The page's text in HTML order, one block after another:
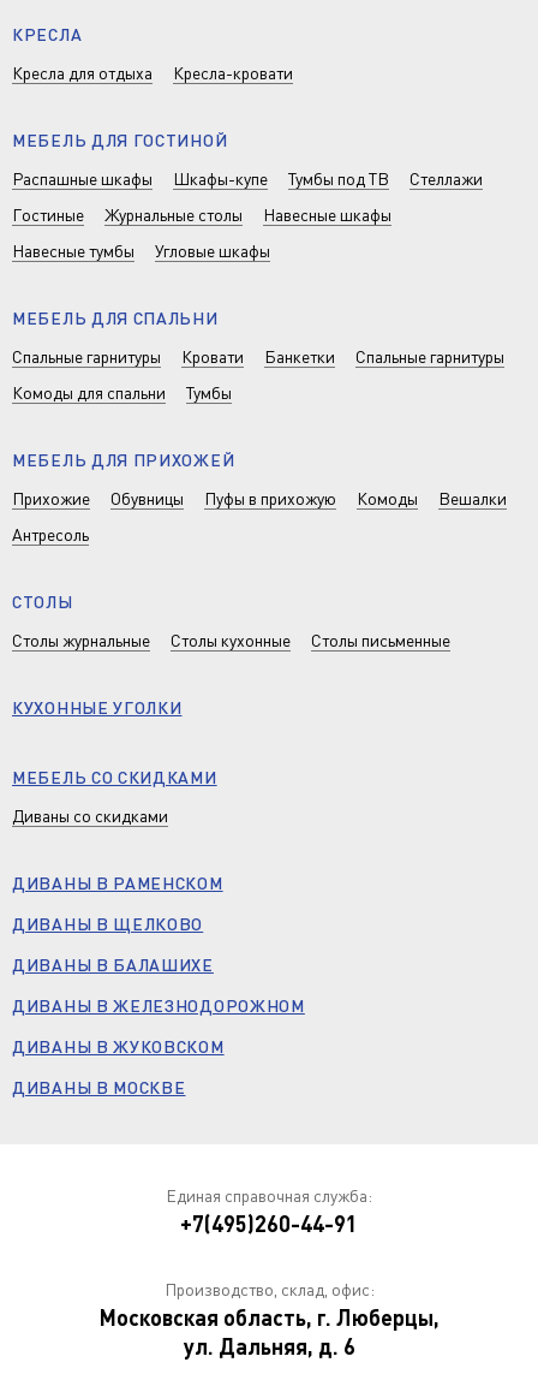
КРЕСЛА
Кресла для отдыха
Кресла-кровати
МЕБЕЛЬ ДЛЯ ГОСТИНОЙ
Распашные шкафы
Шкафы-купе Тумбы под ТВ
Стеллажи
Гостиные
Журнальные столы
Навесные шкафы
Навесные тумбы
Угловые шкафы
МЕБЕЛЬ ДЛЯ СПАЛЬНИ
Спальные гарнитуры
Кровати Банкетки
Спальные гарнитуры
Комоды для спальни
Тумбы
МЕБЕЛЬ ДЛЯ ПРИХОЖЕЙ
Прихожие
Обувницы Пуфы в прихожую Комоды
Вешалки
Антресоль
СТОЛЫ
Столы журнальные
Столы кухонные Столы письменные
КУХОННЫЕ УГОЛКИ
МЕБЕЛЬ СО СКИДКАМИ
Диваны со скидками
ДИВАНЫ В РАМЕНСКОМ
ДИВАНЫ В ЩЕЛКОВО
ДИВАНЫ В БАЛАШИХЕ
ДИВАНЫ В ЖЕЛЕЗНОДОРОЖНОМ
ДИВАНЫ В ЖУКОВСКОМ
ДИВАНЫ В МОСКВЕ
Единая справочная служба:
+7(495)260-44-91
Производство, склад, офис:
Московская область, г. Люберцы,
ул. Дальняя, д. 6